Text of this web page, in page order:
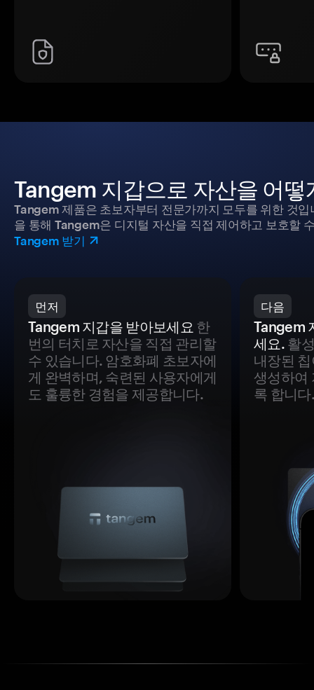
Tangem 지갑으로 자산을 어떻
Tangem 제품은 초보자부터 전문가까지 모두를 위한 것
을 통해 Tangem은 디지털 자산을 직접 제어하고 보호할
Tangem 받기
먼저
Tangem 지갑을 받아보세요 한
번의 터치로 자산을 직접 관리할
수 있습니다. 암호화폐 초보자에
게 완벽하며, 숙련된 사용자에게
도 훌륭한 경험을 제공합니다.
다음
Tangem
세요.활
내장된
생성하여
록 합니다.